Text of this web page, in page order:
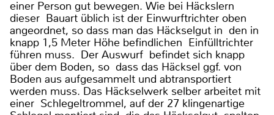
einer Person gut bewegen. Wie bei Häckslern
dieser Bauart üblich ist der Einwurftrichter oben
angeordnet, so dass man das Häckselgut in den in
knapp 1,5 Meter Höhe befindlichen Einfülltrichter
führen muss. Der Auswurf befindet sich knapp
über dem Boden, so dass das Häcksel ggf. von
Boden aus aufgesammelt und abtransportiert
werden muss. Das Häckselwerk selber arbeitet mit
einer Schlegeltrommel, auf der 27 klingenartige